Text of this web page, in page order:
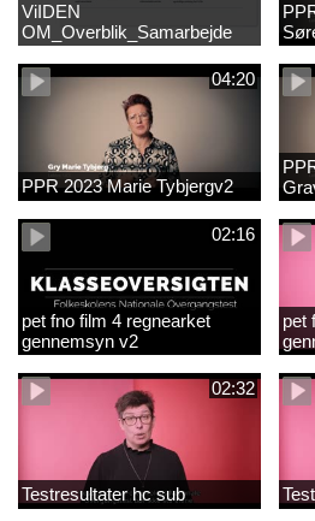
ViIDEN
OM_Overblik_Samarbejde
med forældre om sproglig
udvikling og forebyggelse af
læsevanskelighede
04:20
PPR 2023 Marie Tybjergv2
02:16
pet fno film 4 regnearket
gennemsyn v2
pet
02:32
Testresultater hc sub